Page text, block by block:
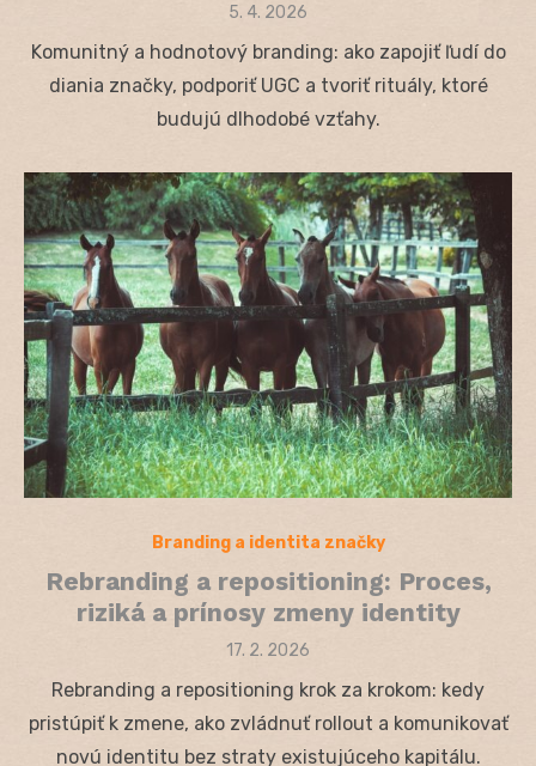
Posted
5. 4. 2026
Komunitný a hodnotový branding: ako zapojiť ľudí do
diania značky, podporiť UGC a tvoriť rituály, ktoré
budujú dlhodobé vzťahy.
Branding a identita značky
Rebranding a repositioning: Proces,
riziká a prínosy zmeny identity
Posted
17. 2. 2026
Rebranding a repositioning krok za krokom: kedy
pristúpiť k zmene, ako zvládnuť rollout a komunikovať
novú identitu bez straty existujúceho kapitálu.